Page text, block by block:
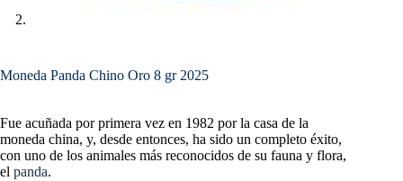
Moneda Panda Chino Oro 8 gr 2025
Fue acuñada por primera vez en 1982 por la casa de la
moneda china, y, desde entonces, ha sido un completo éxito,
con uno de los animales más reconocidos de su fauna y flora,
el panda.